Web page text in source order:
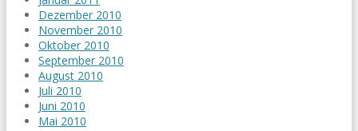
Dezember 2010
November 2010
Oktober 2010
September 2010
August 2010
Juli 2010
Juni 2010
Mai 2010